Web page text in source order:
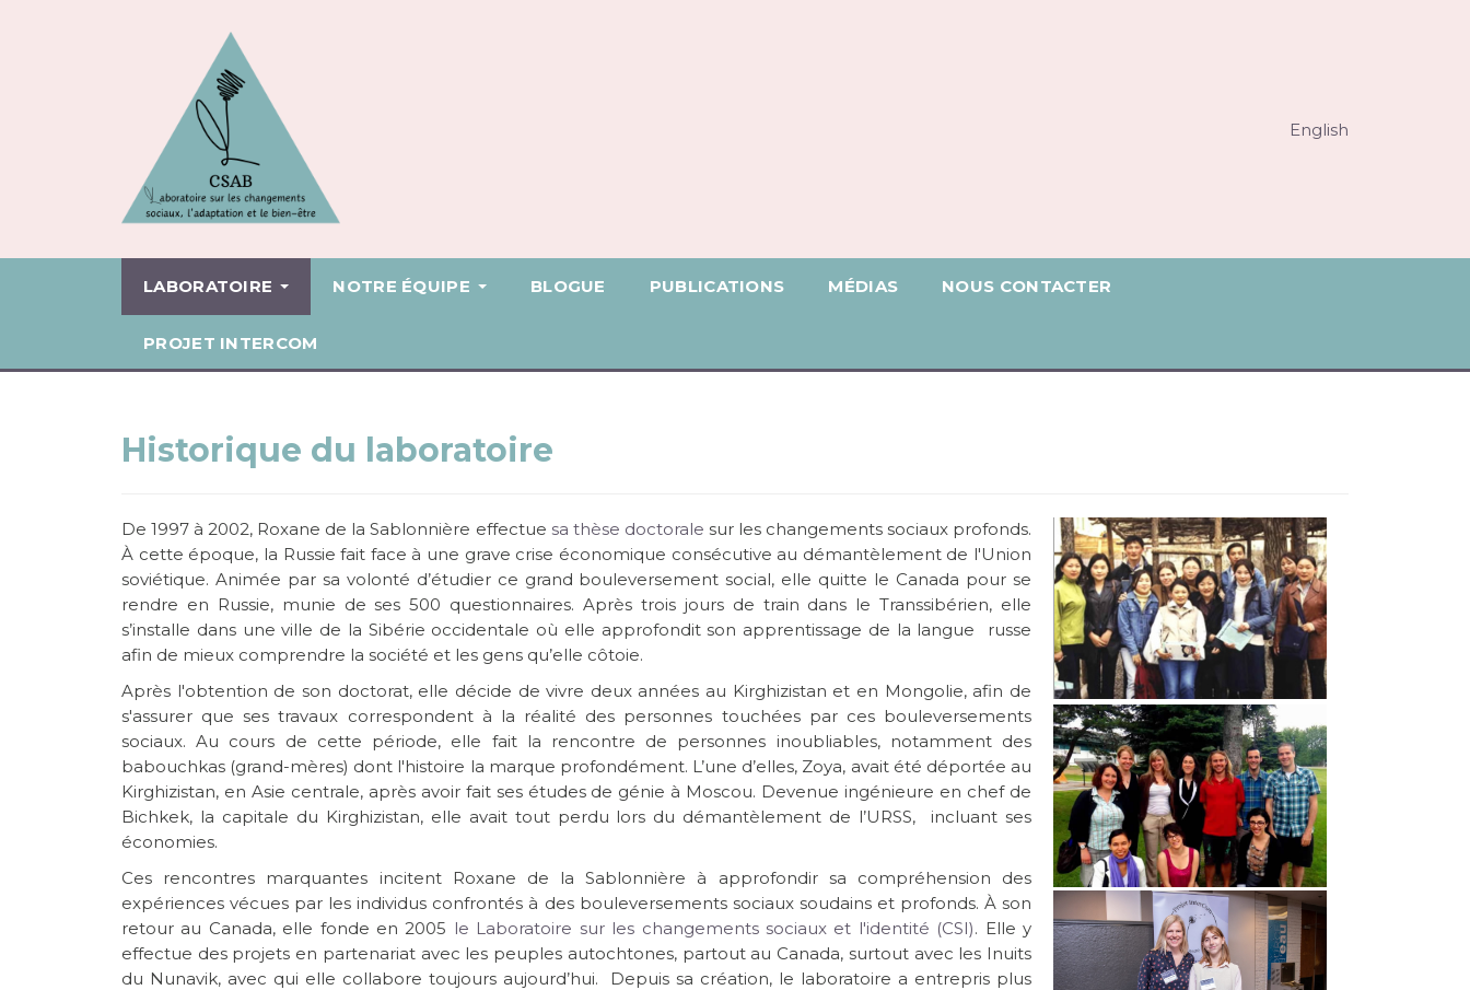
English
LABORATOIRE NOTRE ÉQUIPE BLOGUE PUBLICATIONS MÉDIAS NOUS CONTACTER
PROJET INTERCOM
Historique du laboratoire
De 1997 à 2002, Roxane de la Sablonnière effectue sa thèse doctorale sur les changements sociaux profonds.
À cette époque, la Russie fait face à une grave crise économique consécutive au démantèlement de l'Union
soviétique. Animée par sa volonté d’étudier ce grand bouleversement social, elle quitte le Canada pour se
rendre en Russie, munie de ses 500 questionnaires. Après trois jours de train dans le Transsibérien, elle
s’installe dans une ville de la Sibérie occidentale où elle approfondit son apprentissage de la langue russe
afin de mieux comprendre la société et les gens qu’elle côtoie.
Après l'obtention de son doctorat, elle décide de vivre deux années au Kirghizistan et en Mongolie, afin de
s'assurer que ses travaux correspondent à la réalité des personnes touchées par ces bouleversements
sociaux. Au cours de cette période, elle fait la rencontre de personnes inoubliables, notamment des
babouchkas (grand-mères) dont l'histoire la marque profondément. L’une d’elles, Zoya, avait été déportée au
Kirghizistan, en Asie centrale, après avoir fait ses études de génie à Moscou. Devenue ingénieure en chef de
Bichkek, la capitale du Kirghizistan, elle avait tout perdu lors du démantèlement de l’URSS, incluant ses
économies.
Ces rencontres marquantes incitent Roxane de la Sablonnière à approfondir sa compréhension des
expériences vécues par les individus confrontés à des bouleversements sociaux soudains et profonds. À son
retour au Canada, elle fonde en 2005 le Laboratoire sur les changements sociaux et l'identité (CSI). Elle y
effectue des projets en partenariat avec les peuples autochtones, partout au Canada, surtout avec les Inuits
du Nunavik, avec qui elle collabore toujours aujourd’hui. Depuis sa création, le laboratoire a entrepris plus